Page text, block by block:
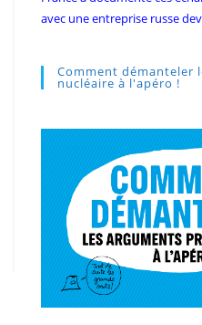
avec une entreprise russe
Comment démanteler
nucléaire à l'apéro !